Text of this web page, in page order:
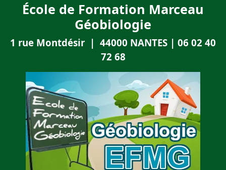
École de Formation Marceau
Géobiologie
1 rue Montdésir | 44000 NANTES | 06 02 40
72 68